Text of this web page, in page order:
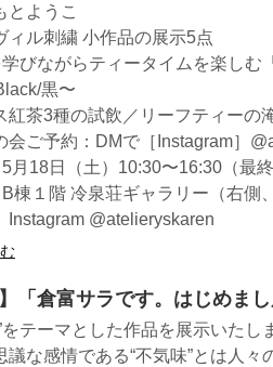
とようこ
ィル刺繍 小作品の展示5点
びながらティータイムを楽しむ
黒〜
紅茶3種の試飲／リーフティーの
会ご予約：DMで［Instagram］
月18日（土）10:30〜16:30（最
棟１階 冷泉荘ギャラリー（右側
Instagram @atelieryskaren
】「倉富サラです。はじめま
をテーマとした作品を展示いた
議な感情である“不気味”とは人